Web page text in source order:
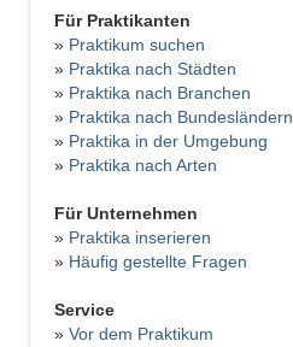
Für Praktikanten
» Praktikum suchen
» Praktika nach Städten
» Praktika nach Branchen
» Praktika nach Bundesländern
» Praktika in der Umgebung
» Praktika nach Arten
Für Unternehmen
» Praktika inserieren
» Häufig gestellte Fragen
Service
» Vor dem Praktikum